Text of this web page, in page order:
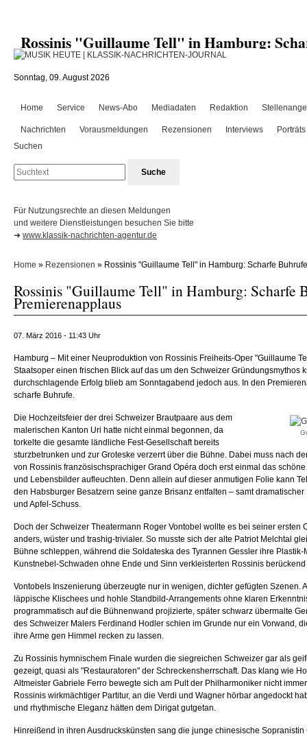
Rossinis "Guillaume Tell" in Hamburg:
Sonntag, 09. August 2026
Home Service News-Abo Mediadaten Redaktion
Nachrichten Vorausmeldungen Rezensionen Interviews
Porträts
Suchen
Für Nutzungsrechte an diesen Meldungen
und weitere Dienstleistungen besuchen Sie bitte
➜ www.klassik-nachrichten-agentur.de
Home » Rezensionen » Rossinis "Guillaume Tell" in Hamburg: Scharfe
Rossinis "Guillaume Tell" in Hamburg: Scharfe
Premierenapplaus
07. März 2016 - 11:43 Uhr
Hamburg – Mit einer Neuproduktion von Rossinis Freiheits-Oper "Guillaume
Staatsoper einen frischen Blick auf das um den Schweizer Gründungsmythos
durchschlagende Erfolg blieb am Sonntagabend jedoch aus. In den
scharfe Buhrufe.
Die Hochzeitsfeier der drei Schweizer Brautpaare aus dem
malerischen Kanton Uri hatte nicht einmal begonnen, da
torkelte die gesamte ländliche Fest-Gesellschaft bereits
sturzbetrunken und zur Groteske verzerrt über die Bühne. Dabei muss nach
von Rossinis französischsprachiger Grand Opéra doch erst einmal das
und Lebensbilder aufleuchten. Denn allein auf dieser anmutigen Folie kann
den Habsburger Besatzern seine ganze Brisanz entfalten – samt
und Apfel-Schuss.
Doch der Schweizer Theatermann Roger Vontobel wollte es bei seiner ersten
anders, wüster und trashig-trivialer. So musste sich der alte Patriot Melchtal
Bühne schleppen, während die Soldateska des Tyrannen Gessler ihre Plastik-
Kunstnebel-Schwaden ohne Ende und Sinn verkleisterten Rossinis
Vontobels Inszenierung überzeugte nur in wenigen, dichter gefügten Szenen.
läppische Klischees und hohle Standbild-Arrangements ohne klaren
programmatisch auf die Bühnenwand projizierte, später schwarz übermalte
des Schweizer Malers Ferdinand Hodler schien im Grunde nur ein Vorwand,
ihre Arme gen Himmel recken zu lassen.
Zu Rossinis hymnischem Finale wurden die siegreichen Schweizer gar als
gezeigt, quasi als "Restauratoren" der Schreckensherrschaft. Das klang wie
Altmeister Gabriele Ferro bewegte sich am Pult der Philharmoniker nicht
Rossinis wirkmächtiger Partitur, an die Verdi und Wagner hörbar angedockt
und rhythmische Eleganz hätten dem Dirigat gutgetan.
Hinreißend in ihren Ausdruckskünsten sang die junge chinesische Sopranistin